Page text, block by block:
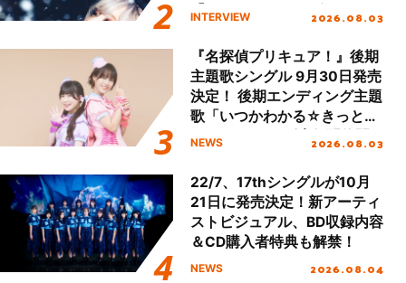
「Amore」インタビュー
INTERVIEW 2026.08.03
『名探偵プリキュア！』後期
主題歌シングル 9月30日発売
決定！ 後期エンディング主題
歌「いつかわかる☆きっとあ
える」TVサイズ先行配信開
NEWS 2026.08.03
22/7、17thシングルが10月
21日に発売決定！新アーティ
ストビジュアル、BD収録内容
＆CD購入者特典も解禁！
NEWS 2026.08.04